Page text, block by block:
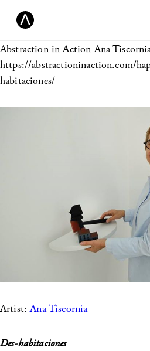
Abstraction in ActionAna
https://abstractioninaction.com/
habitaciones/
Artist:Ana Tiscornia
Des-habitaciones